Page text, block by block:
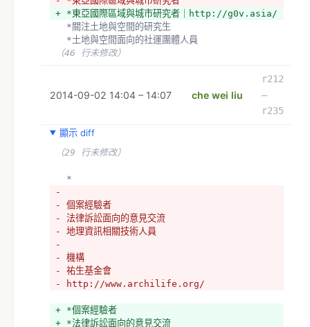
+ *東亞國際區域與城市研究者｜http://g0v.asia/
  *關注土地與空間的研究生
  *土地與空間面向的社運團體人員
（46 行未修改）
2014-09-02 14:04 – 14:07 che wei liu
r212
–
r235
顯示 diff
（29 行未修改）
  *
-
- 個案經驗者
- 法律訴訟面向的意見交流
- 地理資訊相關技術人員
-
- 機構
- 祐生基金會
- http://www.archilife.org/
+ *個案經驗者
+ *法律訴訟面向的意見交流